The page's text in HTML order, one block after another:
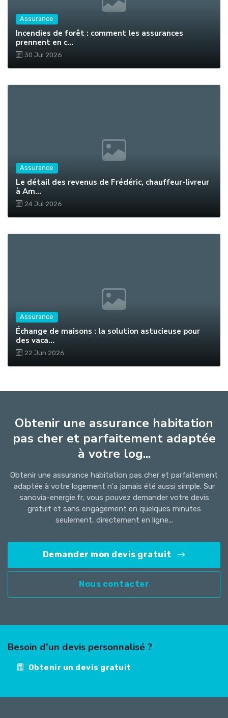
Assurance
Incendies de forêt : comment les assurances
prennent en c...
30 Jul 2026
Assurance
Le détail des revenus de Frédéric, chauffeur-livreur
à Am...
24 Jul 2026
Assurance
Échange de maisons : la solution astucieuse pour
des vaca...
22 Jun 2026
Obtenir une assurance habitation
pas cher et parfaitement adaptée
à votre log...
Obtenir une assurance habitation pas cher et parfaitement
adaptée à votre logement n'a jamais été aussi simple. Sur
sanovia-energie.fr, vous pouvez demander votre devis
gratuit et sans engagement en quelques minutes
seulement, directement en ligne...
Demander mon devis gratuit
Nous contacter
Besoin d'un devis personnalisé ?
Obtenir un devis gratuit